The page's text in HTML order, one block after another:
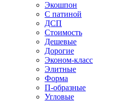
Экошпон
С патиной
ДСП
Стоимость
Дешевые
Дорогие
Эконом-класс
Элитные
Форма
П-образные
Угловые